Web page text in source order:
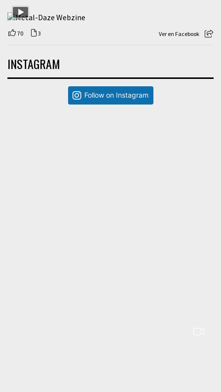
70 3 Ver en Facebook
INSTAGRAM
Follow on Instagram